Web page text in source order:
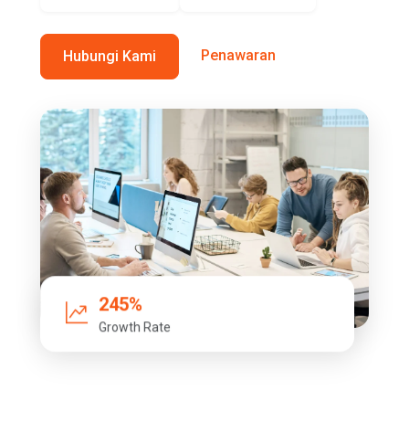
Hubungi Kami Penawaran
245%
Growth Rate